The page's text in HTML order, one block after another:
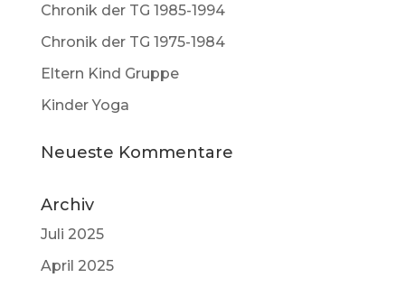
Chronik der TG 1985-1994
Chronik der TG 1975-1984
Eltern Kind Gruppe
Kinder Yoga
Neueste Kommentare
Archiv
Juli 2025
April 2025